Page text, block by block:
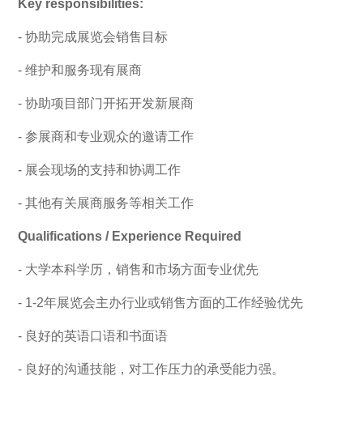
Key responsibilities:
- 协助完成展览会销售目标
- 维护和服务现有展商
- 协助项目部门开拓开发新展商
- 参展商和专业观众的邀请工作
- 展会现场的支持和协调工作
- 其他有关展商服务等相关工作
Qualifications / Experience Required
- 大学本科学历，销售和市场方面专业优先
- 1-2年展览会主办行业或销售方面的工作经验优先
- 良好的英语口语和书面语
- 良好的沟通技能，对工作压力的承受能力强。